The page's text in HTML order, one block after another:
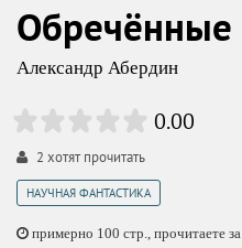
Обречённые
Александр Абердин
0.00
2 хотят прочитать
НАУЧНАЯ ФАНТАСТИКА
примерно 100 стр., прочитаете